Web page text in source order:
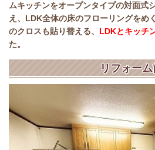
ムキッチンをオープンタイプの対面式
え、LDK全体の床のフローリングをめ
のクロスも貼り替える、 LDKとキッチ
た。
リフォーム